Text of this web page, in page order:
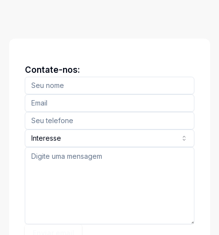
Contate-nos:
Interesse